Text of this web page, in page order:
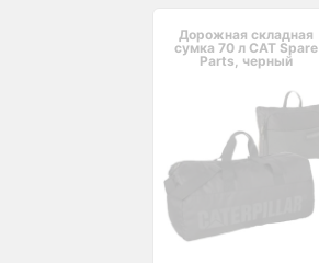
Дорожная складная
сумка 70 л CAT Spare
Parts, черный